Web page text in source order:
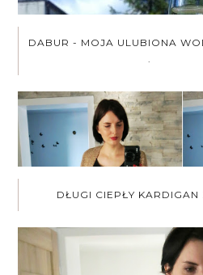
DABUR - MOJA ULUBIONA
DŁUGI CIEPŁY KARDIGAN